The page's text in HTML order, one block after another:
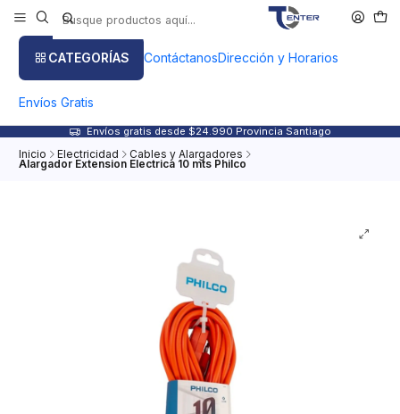
CATEGORÍAS ContáctanosDirección y Horarios
Envíos Gratis
Envíos gratis desde $24.990 Provincia Santiago
Inicio Electricidad Cables y Alargadores
Alargador Extension Electrica 10 mts Philco